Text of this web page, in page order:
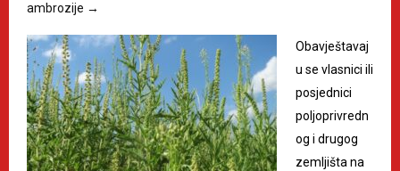
ambrozije →
Obavještavaj
u se vlasnici ili
posjednici
poljoprivredn
og i drugog
zemljišta na